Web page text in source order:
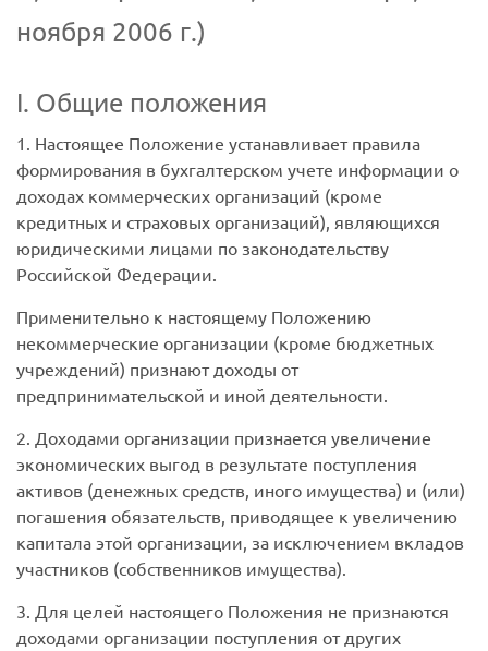
ноября 2006 г.)
I. Общие положения
1. Настоящее Положение устанавливает правила
формирования в бухгалтерском учете информации о
доходах коммерческих организаций (кроме
кредитных и страховых организаций), являющихся
юридическими лицами по законодательству
Российской Федерации.
Применительно к настоящему Положению
некоммерческие организации (кроме бюджетных
учреждений) признают доходы от
предпринимательской и иной деятельности.
2. Доходами организации признается увеличение
экономических выгод в результате поступления
активов (денежных средств, иного имущества) и (или)
погашения обязательств, приводящее к увеличению
капитала этой организации, за исключением вкладов
участников (собственников имущества).
3. Для целей настоящего Положения не признаются
доходами организации поступления от других